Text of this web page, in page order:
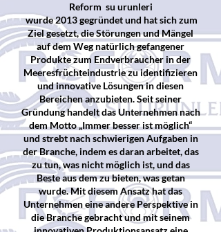
Reform su urunleri
wurde 2013 gegründet und hat sich zum
Ziel gesetzt, die Störungen und Mängel
auf dem Weg natürlich gefangener
Produkte zum Endverbraucher in der
Meeresfrüchteindustrie zu identifizieren
und innovative Lösungen in diesen
Bereichen anzubieten. Seit seiner
Gründung handelt das Unternehmen nach
dem Motto „Immer besser ist möglich“
und strebt nach schwierigen Aufgaben in
der Branche, indem es daran arbeitet, das
zu tun, was nicht möglich ist, und das
Beste aus dem zu bieten, was getan
wurde. Mit diesem Ansatz hat das
Unternehmen eine andere Perspektive in
die Branche gebracht und mit seinem